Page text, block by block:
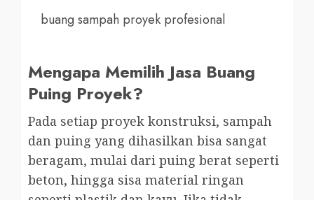
buang sampah proyek profesional
Mengapa Memilih Jasa Buang
Puing Proyek?
Pada setiap proyek konstruksi, sampah
dan puing yang dihasilkan bisa sangat
beragam, mulai dari puing berat seperti
beton, hingga sisa material ringan